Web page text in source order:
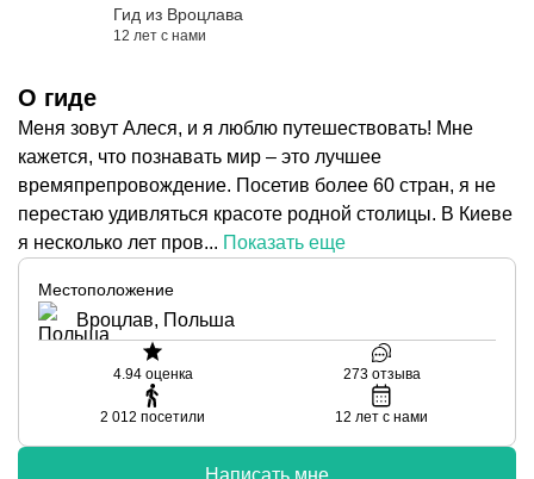
Гид из Вроцлава
12 лет с нами
О гиде
Меня зовут Алеся, и я люблю путешествовать! Мне
кажется, что познавать мир – это лучшее
времяпрепровождение. Посетив более 60 стран, я не
перестаю удивляться красоте родной столицы. В Киеве
я несколько лет пров... Показать еще
Местоположение
Вроцлав, Польша
4.94оценка 273 отзыва
2 012 посетили 12 лет с нами
Написать мне